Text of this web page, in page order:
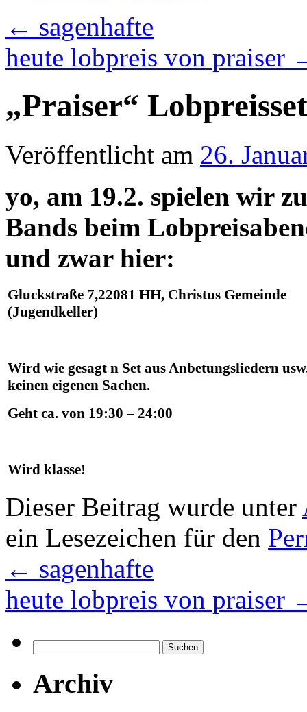
← sagenhafte
heute lobpreis von praiser
„Praiser“
Veröffentlicht am 26.
yo, am 19.2. spielen wir
Bands beim
und zwar hier:
Gluckstraße 7,22081 HH, Christus Gemeinde
(Jugendkeller)
Wird wie gesagt n Set aus Anbetungsliedern
keinen eigenen Sachen.
Geht ca. von 19:30 – 24:00
Wird klasse!
Dieser Beitrag wurde unter
ein Lesezeichen für den
← sagenhafte
heute lobpreis von praiser
nach:
Archiv